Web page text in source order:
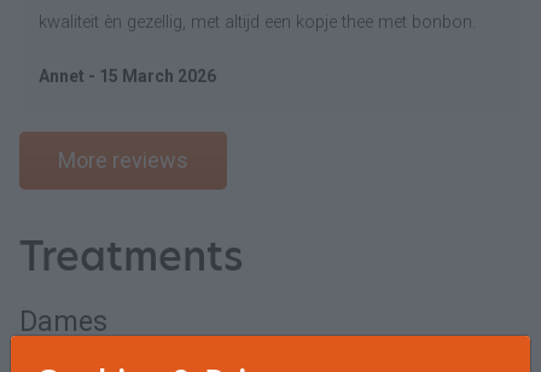
kwaliteit èn gezellig, met altijd een kopje thee met bonbon.
Annet - 15 March 2026
More reviews
Treatments
Dames